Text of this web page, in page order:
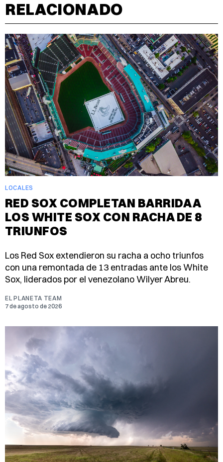
RELACIONADO
LOCALES
RED SOX COMPLETAN BARRIDA A
LOS WHITE SOX CON RACHA DE 8
TRIUNFOS
Los Red Sox extendieron su racha a ocho triunfos
con una remontada de 13 entradas ante los White
Sox, liderados por el venezolano Wilyer Abreu.
EL PLANETA TEAM
7 de agosto de 2026